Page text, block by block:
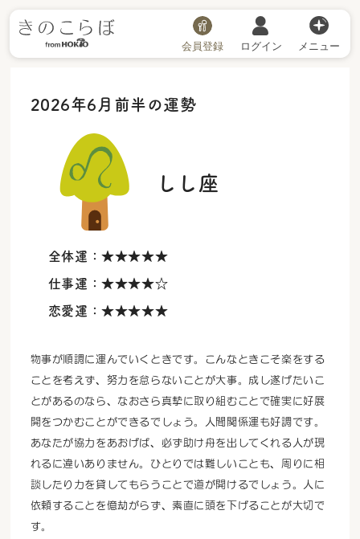
会員登録 ログイン メニュー
2026年6月前半の運勢
しし座
全体運：★★★★★
仕事運：★★★★☆
恋愛運：★★★★★
物事が順調に運んでいくときです。こんなときこそ楽をする
ことを考えず、努力を怠らないことが大事。成し遂げたいこ
とがあるのなら、なおさら真摯に取り組むことで確実に好展
開をつかむことができるでしょう。人間関係運も好調です。
あなたが協力をあおげば、必ず助け舟を出してくれる人が現
れるに違いありません。ひとりでは難しいことも、周りに相
談したり力を貸してもらうことで道が開けるでしょう。人に
依頼することを億劫がらず、素直に頭を下げることが大切で
す。